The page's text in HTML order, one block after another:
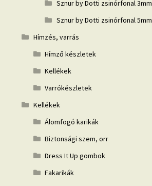
Sznur by Dotti zsinórfonal 3mm
Sznur by Dotti zsinórfonal 5mm
Hímzés, varrás
Hímző készletek
Kellékek
Varrókészletek
Kellékek
Álomfogó karikák
Biztonsági szem, orr
Dress It Up gombok
Fakarikák